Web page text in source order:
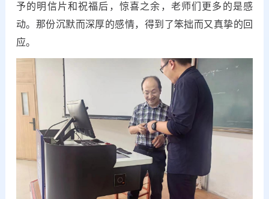
予的明信片和祝福后，惊喜之余，老师们更多的是感
动。那份沉默而深厚的感情，得到了笨拙而又真挚的回
应。